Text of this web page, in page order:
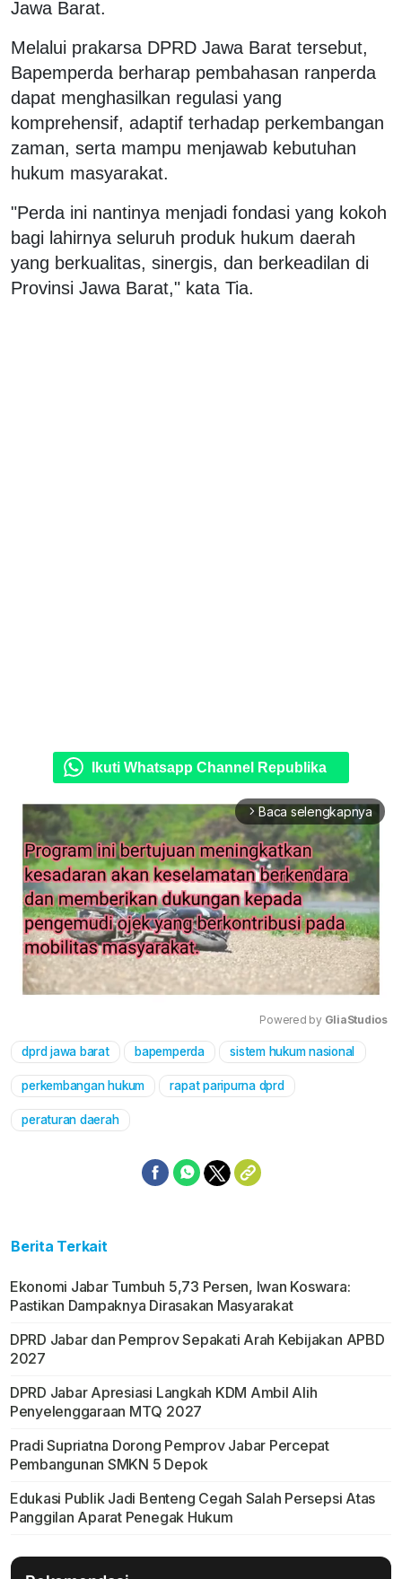
Jawa Barat.
Melalui prakarsa DPRD Jawa Barat tersebut,
Bapemperda berharap pembahasan ranperda
dapat menghasilkan regulasi yang
komprehensif, adaptif terhadap perkembangan
zaman, serta mampu menjawab kebutuhan
hukum masyarakat.
"Perda ini nantinya menjadi fondasi yang kokoh
bagi lahirnya seluruh produk hukum daerah
yang berkualitas, sinergis, dan berkeadilan di
Provinsi Jawa Barat," kata Tia.
Ikuti Whatsapp Channel Republika
arrow_forward_ios Baca selengkapnya
Mute
Powered by GliaStudios
dprd jawa barat bapemperda sistem hukum nasional
perkembangan hukum rapat paripurna dprd
peraturan daerah
Berita Terkait
Ekonomi Jabar Tumbuh 5,73 Persen, Iwan Koswara:
Pastikan Dampaknya Dirasakan Masyarakat
DPRD Jabar dan Pemprov Sepakati Arah Kebijakan APBD
2027
DPRD Jabar Apresiasi Langkah KDM Ambil Alih
Penyelenggaraan MTQ 2027
Pradi Supriatna Dorong Pemprov Jabar Percepat
Pembangunan SMKN 5 Depok
Edukasi Publik Jadi Benteng Cegah Salah Persepsi Atas
Panggilan Aparat Penegak Hukum